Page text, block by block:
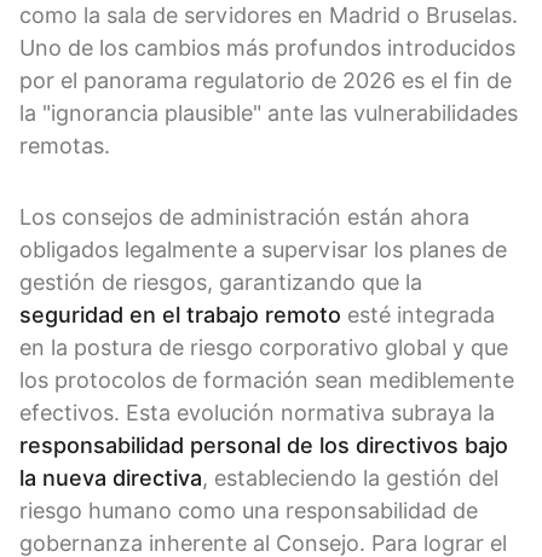
como la sala de servidores en Madrid o Bruselas.
Uno de los cambios más profundos introducidos
por el panorama regulatorio de 2026 es el fin de
la "ignorancia plausible" ante las vulnerabilidades
remotas.
Los consejos de administración están ahora
obligados legalmente a supervisar los planes de
gestión de riesgos, garantizando que la
seguridad en el trabajo remoto esté integrada
en la postura de riesgo corporativo global y que
los protocolos de formación sean mediblemente
efectivos. Esta evolución normativa subraya la
responsabilidad personal de los directivos bajo
la nueva directiva, estableciendo la gestión del
riesgo humano como una responsabilidad de
gobernanza inherente al Consejo. Para lograr el